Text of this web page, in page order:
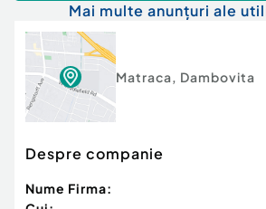
Mai multe anunțuri ale
Matraca, Dambovita
Despre companie
Nume Firma: